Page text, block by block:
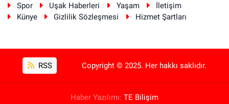
Spor
Uşak Haberleri Yaşam
İletişim
Künye
Gizlilik Sözleşmesi Hizmet Şartları
RSS Copyright © 2025. Her hakkı saklıdır.
Haber Yazılımı: TE Bilişim